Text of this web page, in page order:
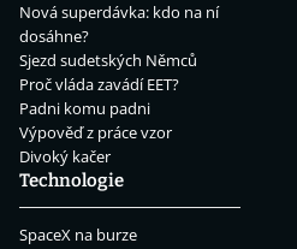
Nová superdávka: kdo na ní
dosáhne?
Sjezd sudetských Němců
Proč vláda zavádí EET?
Padni komu padni
Výpověď z práce vzor
Divoký kačer
Technologie
SpaceX na burze